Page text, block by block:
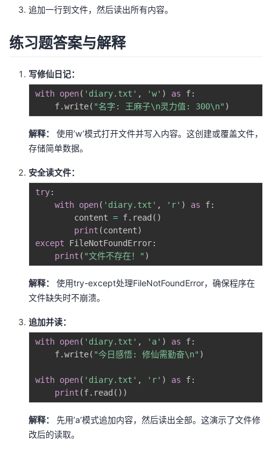
追加一行到文件，然后读出所有内容。
练习题答案与解释
写修仙日记：
with open( 'diary.txt' , 'w' ) as f:
    f
.write( "名字: 王麻子\n灵力值: 300\n" )
解释：
使用’w’模式打开文件并写入内容。这创建或覆盖文件，
存储简单数据。
安全读文件：
try:
with open( 'diary.txt' , 'r' ) as f:
        content
= f. read ( )
print (content)
except FileNotFoundError:
print ( "文件不存在！" )
解释：
使用try-except处理FileNotFoundError，确保程序在
文件缺失时不崩溃。
追加并读：
with open( 'diary.txt' , 'a' ) as f:
    f
.write( "今日感悟: 修仙需勤奋\n" )
with open( 'diary.txt' , 'r' ) as f:
print (f. read ( ) )
解释：
先用’a’模式追加内容，然后读出全部。这演示了文件修
改后的读取。